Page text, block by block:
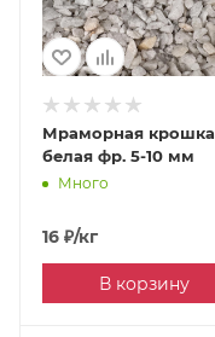
Мраморная крошка
белая фр. 5-10 мм
Много
16 ₽/кг
В корзину